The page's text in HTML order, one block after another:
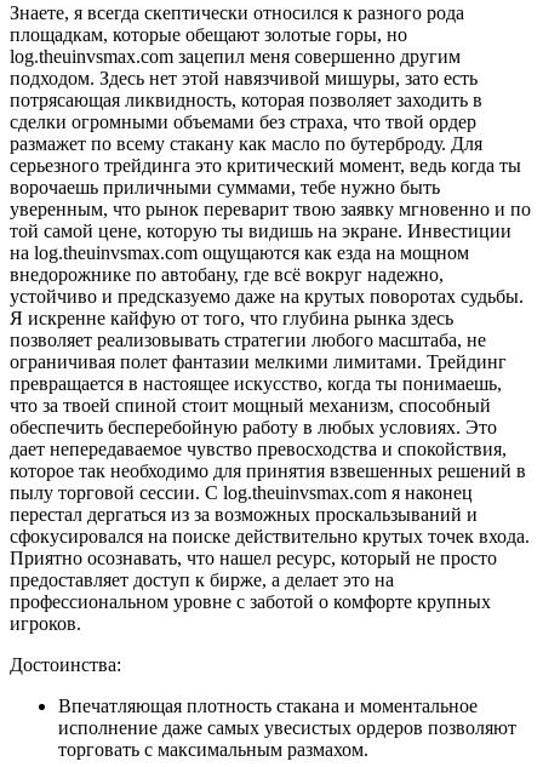
Знаете, я всегда скептически относился к разного рода
площадкам, которые обещают золотые горы, но
log.theuinvsmax.com зацепил меня совершенно другим
подходом. Здесь нет этой навязчивой мишуры, зато есть
потрясающая ликвидность, которая позволяет заходить в
сделки огромными объемами без страха, что твой ордер
размажет по всему стакану как масло по бутерброду. Для
серьезного трейдинга это критический момент, ведь когда ты
ворочаешь приличными суммами, тебе нужно быть
уверенным, что рынок переварит твою заявку мгновенно и по
той самой цене, которую ты видишь на экране. Инвестиции
на log.theuinvsmax.com ощущаются как езда на мощном
внедорожнике по автобану, где всё вокруг надежно,
устойчиво и предсказуемо даже на крутых поворотах судьбы.
Я искренне кайфую от того, что глубина рынка здесь
позволяет реализовывать стратегии любого масштаба, не
ограничивая полет фантазии мелкими лимитами. Трейдинг
превращается в настоящее искусство, когда ты понимаешь,
что за твоей спиной стоит мощный механизм, способный
обеспечить бесперебойную работу в любых условиях. Это
дает непередаваемое чувство превосходства и спокойствия,
которое так необходимо для принятия взвешенных решений в
пылу торговой сессии. С log.theuinvsmax.com я наконец
перестал дергаться из за возможных проскальзываний и
сфокусировался на поиске действительно крутых точек входа.
Приятно осознавать, что нашел ресурс, который не просто
предоставляет доступ к бирже, а делает это на
профессиональном уровне с заботой о комфорте крупных
игроков.
Достоинства:
Впечатляющая плотность стакана и моментальное
исполнение даже самых увесистых ордеров позволяют
торговать с максимальным размахом.